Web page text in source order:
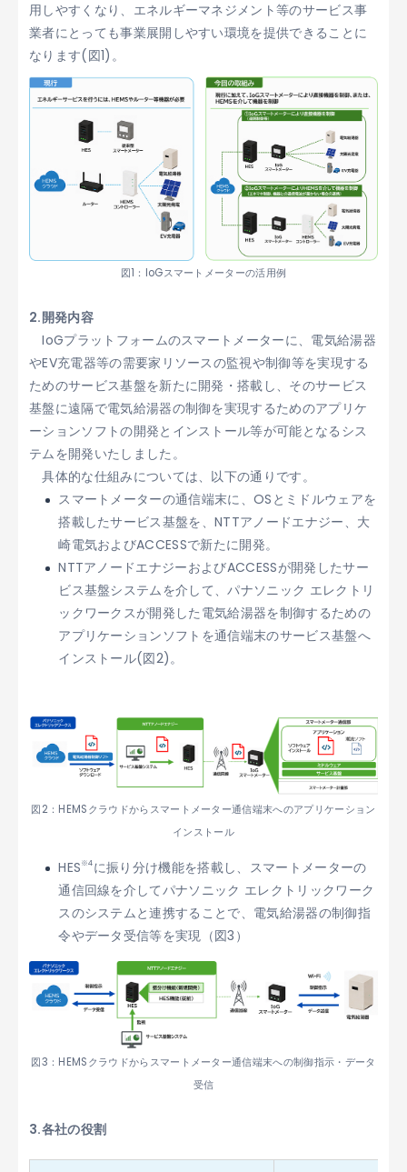
用しやすくなり、エネルギーマネジメント等のサービス事
業者にとっても事業展開しやすい環境を提供できることに
なります(図1)。
図1：IoGスマートメーターの活用例
2.開発内容
IoGプラットフォームのスマートメーターに、電気給湯器
やEV充電器等の需要家リソースの監視や制御等を実現する
ためのサービス基盤を新たに開発・搭載し、そのサービス
基盤に遠隔で電気給湯器の制御を実現するためのアプリケ
ーションソフトの開発とインストール等が可能となるシス
テムを開発いたしました。
具体的な仕組みについては、以下の通りです。
スマートメーターの通信端末に、OSとミドルウェアを
搭載したサービス基盤を、NTTアノードエナジー、大
崎電気およびACCESSで新たに開発。
NTTアノードエナジーおよびACCESSが開発したサー
ビス基盤システムを介して、パナソニック エレクトリ
ックワークスが開発した電気給湯器を制御するための
アプリケーションソフトを通信端末のサービス基盤へ
インストール(図2)。
図2：HEMSクラウドからスマートメーター通信端末へのアプリケーション
インストール
HES※4に振り分け機能を搭載し、スマートメーターの
通信回線を介してパナソニック エレクトリックワーク
スのシステムと連携することで、電気給湯器の制御指
令やデータ受信等を実現（図3）
図3：HEMSクラウドからスマートメーター通信端末への制御指示・データ
受信
3.各社の役割